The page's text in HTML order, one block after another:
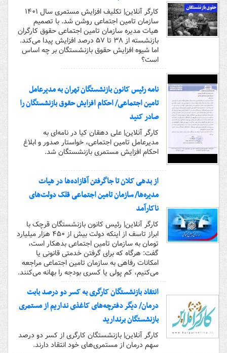
کارگر آنلاین| تکلیف افزایش مستمری سال ۱۴۰۱
سازمان تامین اجتماعی روشن شد. با تصمیم
هیات مدیره سازمان تامین اجتماعی حقوق کارگران
بازنشسته از ۳۸ تا ۵۷ درصد افزایش پیدا می‌کند.
اما شیوه افزایش حقوق بازنشستگان بر چه اساس
است؟
نامه رئیس کانون بازنشستگان تهران به مدیرعامل
تامین اجتماعی/ احکام افزایش حقوق بازنشستگان را
صادر کنید
کارگر آنلاین| علی دهقان کیا در نامه‌ای به
مدیرعامل تامین اجتماعی، خواستار صدور و ابلاغ
احکام افزایش مستمری بازنشستگان شد.
از بدهی کلان تا جاگرفتن آقازاده‌ها در هیات
مدیره‌ها/ سازمان تامین اجتماعی قلک دولت‌های
ناکارآمد
کارگر آنلاین| رئیس کانون بازنشستگان قرچک با
ابراز تاسف از اینکه دولت بیش از ۴۵۰ هزار میلیارد
تومان به سازمان تامین اجتماعی بدهکار است،
گفت: هرگاه که برای گرفتن خدمتی قانونی یا
امکانات رفاهی به سازمان تامین اجتماعی مراجعه
می‌کنیم، کم پولی یا کسری بودجه را بهانه می‌کنند.
انتقاد بازنشستگان کارگری به کسر دو درصد بابت
درمان/ دیگر دفترچه‌های کاغذی نداریم از مستمری
بازنشستگان برندارید
کارگر آنلاین| بازنشستگان کارگری از کسر دو درصد
سهم درمان از مستمری‌های خود انتقاد دارند.